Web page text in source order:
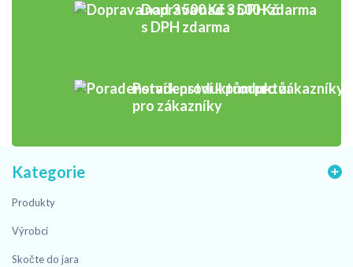
Doprava nad 3 500 Kč
s DPH zdarma
Poradenství k produktům
pro zákazníky
Kategorie
Produkty
Výrobci
Skočte do jara